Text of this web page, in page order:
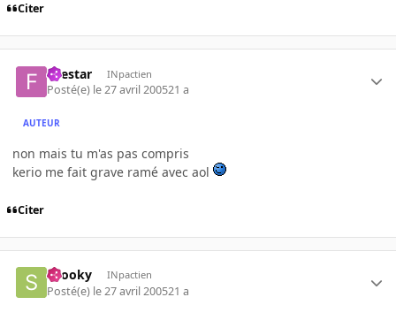
Citer
firestar INpactien
Posté(e) le 27 avril 200521 a
AUTEUR
non mais tu m'as pas compris
kerio me fait grave ramé avec aol
Citer
snooky INpactien
Posté(e) le 27 avril 200521 a